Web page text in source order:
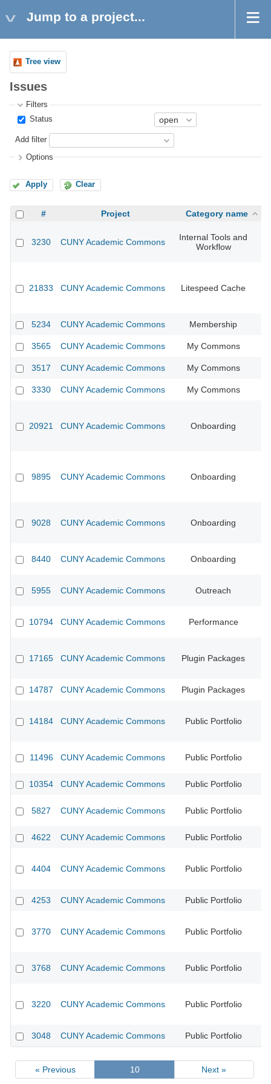
Jump to a project...
Tree view
Issues
Filters
Status
Add filter
Options
Apply Clear
# Project Category name
3230 CUNY Academic Commons
Internal Tools and
Workflow
21833 CUNY Academic Commons Litespeed Cache
5234 CUNY Academic Commons Membership
3565 CUNY Academic Commons My Commons
3517 CUNY Academic Commons My Commons
3330 CUNY Academic Commons My Commons
20921 CUNY Academic Commons Onboarding
9895 CUNY Academic Commons Onboarding
9028 CUNY Academic Commons Onboarding
8440 CUNY Academic Commons Onboarding
5955 CUNY Academic Commons Outreach
10794 CUNY Academic Commons Performance
17165 CUNY Academic Commons Plugin Packages
14787 CUNY Academic Commons Plugin Packages
14184 CUNY Academic Commons Public Portfolio
11496 CUNY Academic Commons Public Portfolio
10354 CUNY Academic Commons Public Portfolio
5827 CUNY Academic Commons Public Portfolio
4622 CUNY Academic Commons Public Portfolio
4404 CUNY Academic Commons Public Portfolio
4253 CUNY Academic Commons Public Portfolio
3770 CUNY Academic Commons Public Portfolio
3768 CUNY Academic Commons Public Portfolio
3220 CUNY Academic Commons Public Portfolio
3048 CUNY Academic Commons Public Portfolio
« Previous 10 Next »